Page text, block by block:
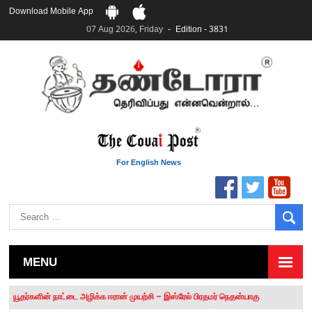
Download Mobile App
07 Aug 2026, Friday
Edition - 3831
For English News
MENU
தமிழக சட்டப்பேரவையில் காலியிடங்கள் 6 ஆக உயர்வு
யூதர்களின் நாட்டை அழிக்க ஈரான் முயற்சி – இஸ்ரேல் பிரதமர் நெதன்யாகு
“மக்களால் நிராகரிக்கப்பட்டவர் ஸ்டாலின்!” – செங்கோட்டையன்